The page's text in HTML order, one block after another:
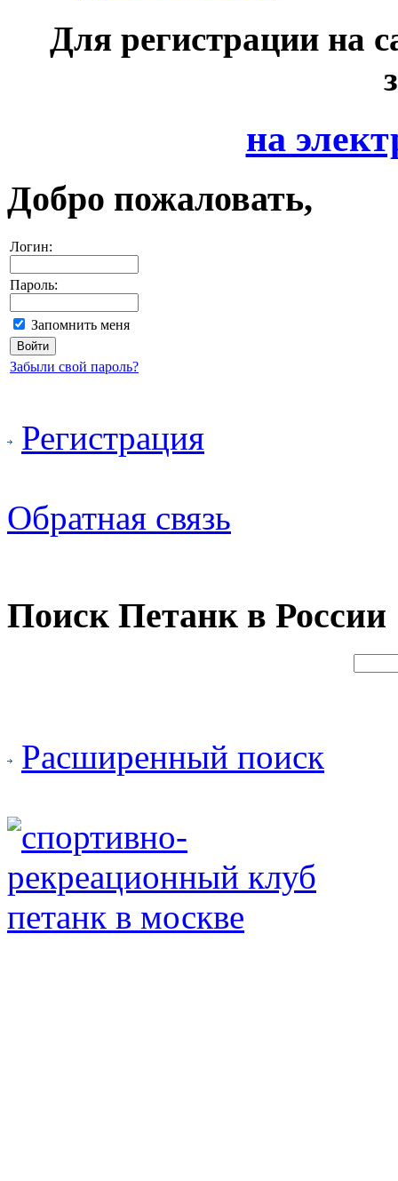
Для регистрации на
на
Добро пожаловать,
Логин:
Пароль:
Запомнить меня
Забыли свой пароль?
Регистрация
Обратная связь
Поиск Петанк в России
Расширенный поиск